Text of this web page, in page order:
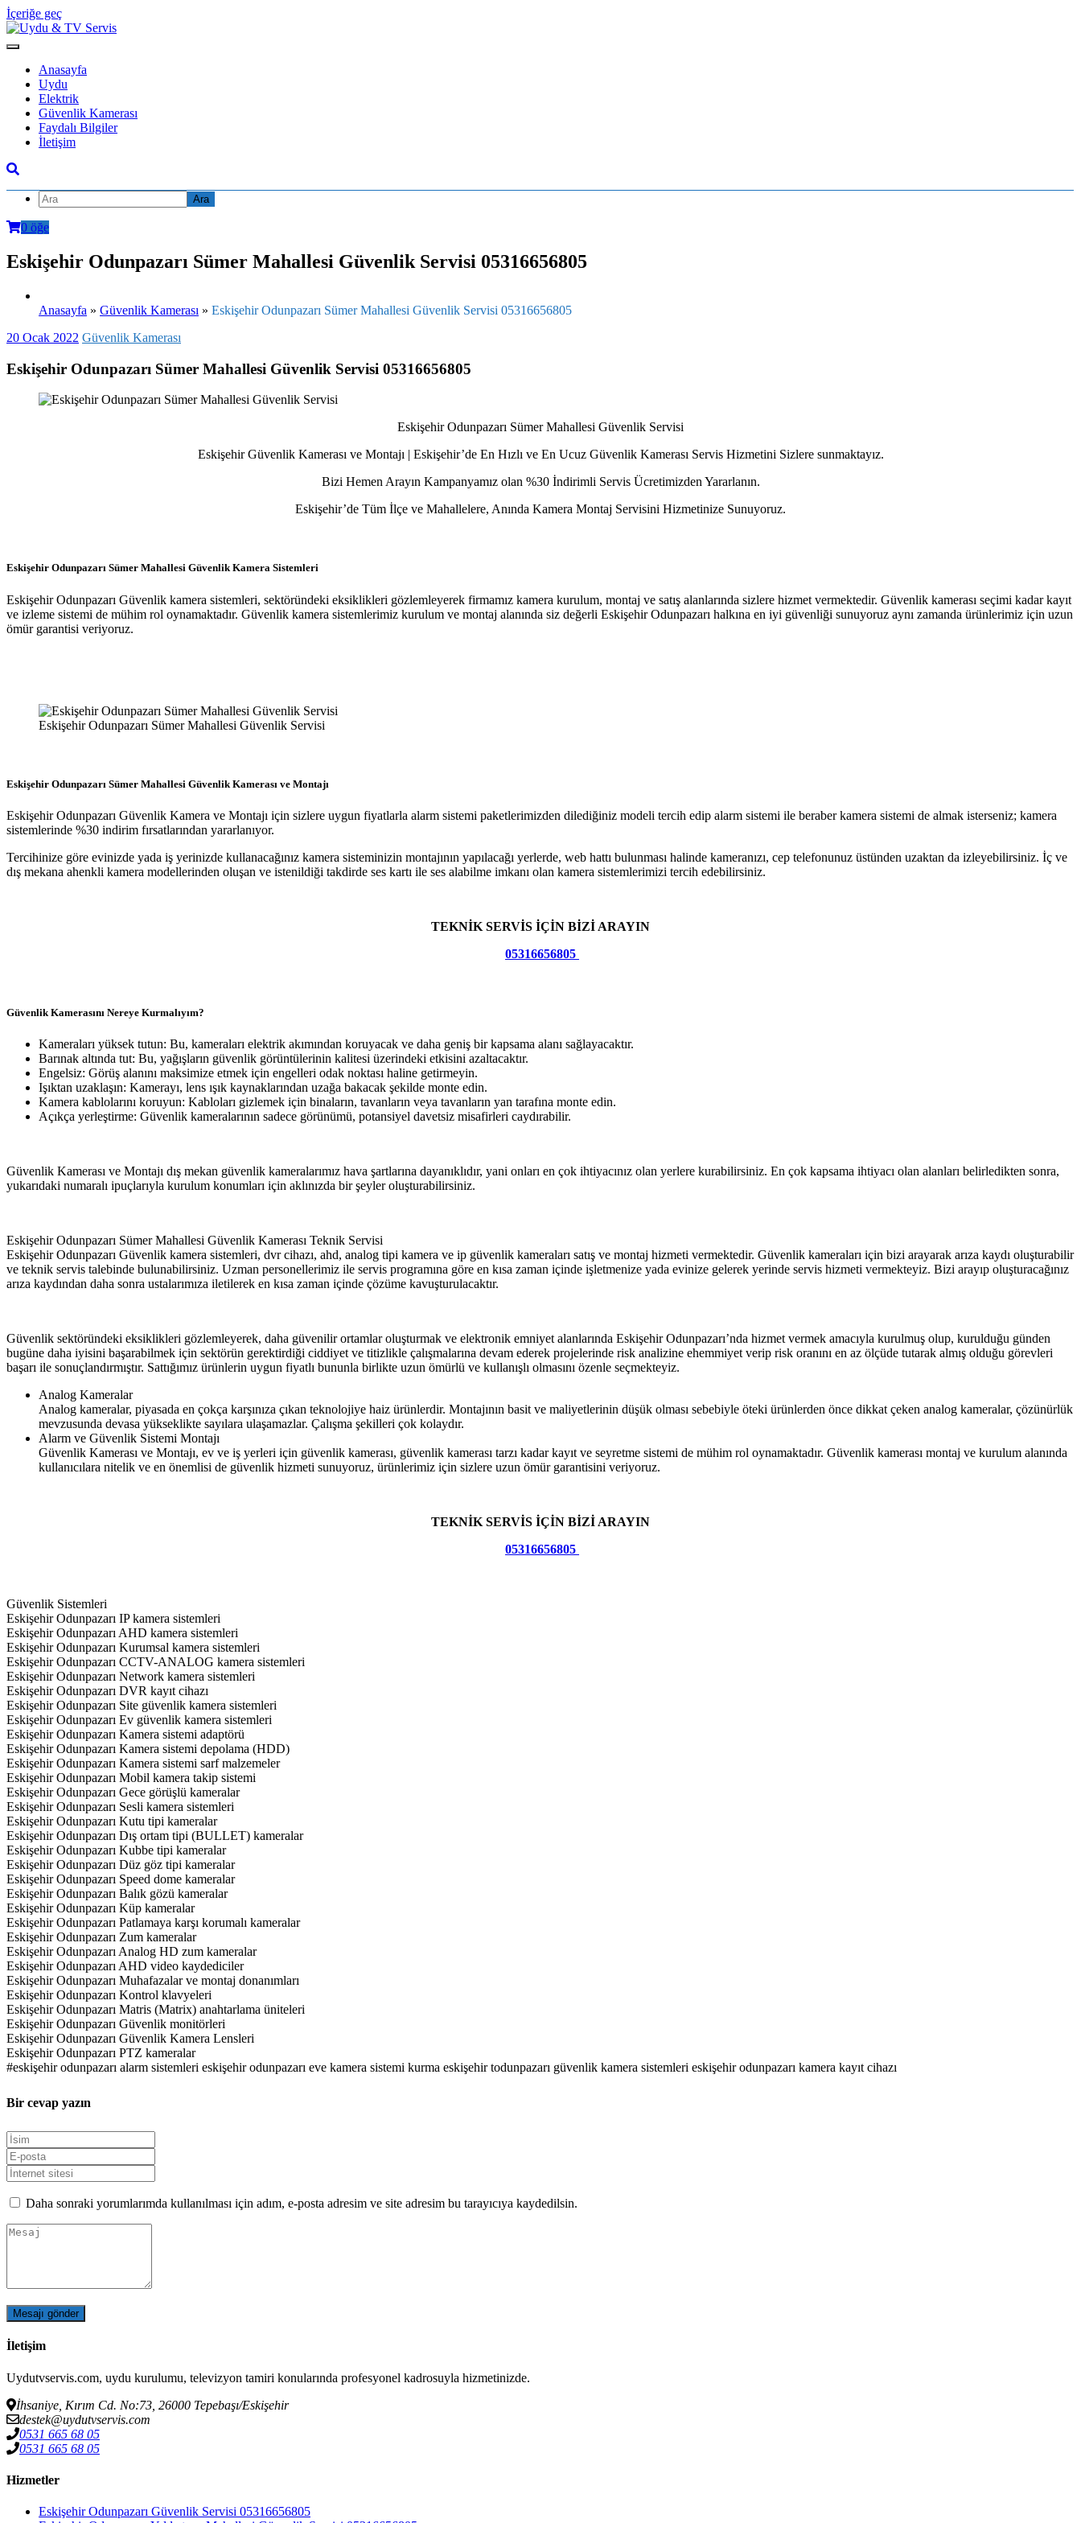
İçeriğe geç
Anasayfa
Uydu
Elektrik
Güvenlik Kamerası
Faydalı Bilgiler
İletişim
0 öğe
Eskişehir Odunpazarı Sümer Mahallesi Güvenlik Servisi 05316656805
Anasayfa » Güvenlik Kamerası » Eskişehir Odunpazarı Sümer Mahallesi Güvenlik Servisi 05316656805
20 Ocak 2022 Güvenlik Kamerası
Eskişehir Odunpazarı Sümer Mahallesi Güvenlik Servisi 05316656805
Eskişehir Odunpazarı Sümer Mahallesi Güvenlik Servisi
Eskişehir Güvenlik Kamerası ve Montajı | Eskişehir’de En Hızlı ve En Ucuz Güvenlik Kamerası Servis Hizmetini Sizlere sunmaktayız.
Bizi Hemen Arayın Kampanyamız olan %30 İndirimli Servis Ücretimizden Yararlanın.
Eskişehir’de Tüm İlçe ve Mahallelere, Anında Kamera Montaj Servisini Hizmetinize Sunuyoruz.
Eskişehir Odunpazarı Sümer Mahallesi Güvenlik Kamera Sistemleri
Eskişehir Odunpazarı Güvenlik kamera sistemleri, sektöründeki eksiklikleri gözlemleyerek firmamız kamera kurulum, montaj ve satış alanlarında sizlere hizmet vermektedir. Güvenlik kamerası seçimi kadar kayıt
ve izleme sistemi de mühim rol oynamaktadır. Güvenlik kamera sistemlerimiz kurulum ve montaj alanında siz değerli Eskişehir Odunpazarı halkına en iyi güvenliği sunuyoruz aynı zamanda ürünlerimiz için uzun
ömür garantisi veriyoruz.
Eskişehir Odunpazarı Sümer Mahallesi Güvenlik Servisi
Eskişehir Odunpazarı Sümer Mahallesi Güvenlik Kamerası ve Montajı
Eskişehir Odunpazarı Güvenlik Kamera ve Montajı için sizlere uygun fiyatlarla alarm sistemi paketlerimizden dilediğiniz modeli tercih edip alarm sistemi ile beraber kamera sistemi de almak isterseniz; kamera
sistemlerinde %30 indirim fırsatlarından yararlanıyor.
Tercihinize göre evinizde yada iş yerinizde kullanacağınız kamera sisteminizin montajının yapılacağı yerlerde, web hattı bulunması halinde kameranızı, cep telefonunuz üstünden uzaktan da izleyebilirsiniz. İç ve
dış mekana ahenkli kamera modellerinden oluşan ve istenildiği takdirde ses kartı ile ses alabilme imkanı olan kamera sistemlerimizi tercih edebilirsiniz.
TEKNİK SERVİS İÇİN BİZİ ARAYIN
05316656805
Güvenlik Kamerasını Nereye Kurmalıyım?
Kameraları yüksek tutun: Bu, kameraları elektrik akımından koruyacak ve daha geniş bir kapsama alanı sağlayacaktır.
Barınak altında tut: Bu, yağışların güvenlik görüntülerinin kalitesi üzerindeki etkisini azaltacaktır.
Engelsiz: Görüş alanını maksimize etmek için engelleri odak noktası haline getirmeyin.
Işıktan uzaklaşın: Kamerayı, lens ışık kaynaklarından uzağa bakacak şekilde monte edin.
Kamera kablolarını koruyun: Kabloları gizlemek için binaların, tavanların veya tavanların yan tarafına monte edin.
Açıkça yerleştirme: Güvenlik kameralarının sadece görünümü, potansiyel davetsiz misafirleri caydırabilir.
Güvenlik Kamerası ve Montajı dış mekan güvenlik kameralarımız hava şartlarına dayanıklıdır, yani onları en çok ihtiyacınız olan yerlere kurabilirsiniz. En çok kapsama ihtiyacı olan alanları belirledikten sonra,
yukarıdaki numaralı ipuçlarıyla kurulum konumları için aklınızda bir şeyler oluşturabilirsiniz.
Eskişehir Odunpazarı Sümer Mahallesi Güvenlik Kamerası Teknik Servisi
Eskişehir Odunpazarı Güvenlik kamera sistemleri, dvr cihazı, ahd, analog tipi kamera ve ip güvenlik kameraları satış ve montaj hizmeti vermektedir. Güvenlik kameraları için bizi arayarak arıza kaydı oluşturabilir
ve teknik servis talebinde bulunabilirsiniz. Uzman personellerimiz ile servis programına göre en kısa zaman içinde işletmenize yada evinize gelerek yerinde servis hizmeti vermekteyiz. Bizi arayıp oluşturacağınız
arıza kaydından daha sonra ustalarımıza iletilerek en kısa zaman içinde çözüme kavuşturulacaktır.
Güvenlik sektöründeki eksiklikleri gözlemleyerek, daha güvenilir ortamlar oluşturmak ve elektronik emniyet alanlarında Eskişehir Odunpazarı’nda hizmet vermek amacıyla kurulmuş olup, kurulduğu günden
bugüne daha iyisini başarabilmek için sektörün gerektirdiği ciddiyet ve titizlikle çalışmalarına devam ederek projelerinde risk analizine ehemmiyet verip risk oranını en az ölçüde tutarak almış olduğu görevleri
başarı ile sonuçlandırmıştır. Sattığımız ürünlerin uygun fiyatlı bununla birlikte uzun ömürlü ve kullanışlı olmasını özenle seçmekteyiz.
Analog Kameralar
Analog kameralar, piyasada en çokça karşınıza çıkan teknolojiye haiz ürünlerdir. Montajının basit ve maliyetlerinin düşük olması sebebiyle öteki ürünlerden önce dikkat çeken analog kameralar, çözünürlük
mevzusunda devasa yükseklikte sayılara ulaşamazlar. Çalışma şekilleri çok kolaydır.
Alarm ve Güvenlik Sistemi Montajı
Güvenlik Kamerası ve Montajı, ev ve iş yerleri için güvenlik kamerası, güvenlik kamerası tarzı kadar kayıt ve seyretme sistemi de mühim rol oynamaktadır. Güvenlik kamerası montaj ve kurulum alanında
kullanıcılara nitelik ve en önemlisi de güvenlik hizmeti sunuyoruz, ürünlerimiz için sizlere uzun ömür garantisini veriyoruz.
TEKNİK SERVİS İÇİN BİZİ ARAYIN
05316656805
Güvenlik Sistemleri
Eskişehir Odunpazarı IP kamera sistemleri
Eskişehir Odunpazarı AHD kamera sistemleri
Eskişehir Odunpazarı Kurumsal kamera sistemleri
Eskişehir Odunpazarı CCTV-ANALOG kamera sistemleri
Eskişehir Odunpazarı Network kamera sistemleri
Eskişehir Odunpazarı DVR kayıt cihazı
Eskişehir Odunpazarı Site güvenlik kamera sistemleri
Eskişehir Odunpazarı Ev güvenlik kamera sistemleri
Eskişehir Odunpazarı Kamera sistemi adaptörü
Eskişehir Odunpazarı Kamera sistemi depolama (HDD)
Eskişehir Odunpazarı Kamera sistemi sarf malzemeler
Eskişehir Odunpazarı Mobil kamera takip sistemi
Eskişehir Odunpazarı Gece görüşlü kameralar
Eskişehir Odunpazarı Sesli kamera sistemleri
Eskişehir Odunpazarı Kutu tipi kameralar
Eskişehir Odunpazarı Dış ortam tipi (BULLET) kameralar
Eskişehir Odunpazarı Kubbe tipi kameralar
Eskişehir Odunpazarı Düz göz tipi kameralar
Eskişehir Odunpazarı Speed dome kameralar
Eskişehir Odunpazarı Balık gözü kameralar
Eskişehir Odunpazarı Küp kameralar
Eskişehir Odunpazarı Patlamaya karşı korumalı kameralar
Eskişehir Odunpazarı Zum kameralar
Eskişehir Odunpazarı Analog HD zum kameralar
Eskişehir Odunpazarı AHD video kaydediciler
Eskişehir Odunpazarı Muhafazalar ve montaj donanımları
Eskişehir Odunpazarı Kontrol klavyeleri
Eskişehir Odunpazarı Matris (Matrix) anahtarlama üniteleri
Eskişehir Odunpazarı Güvenlik monitörleri
Eskişehir Odunpazarı Güvenlik Kamera Lensleri
Eskişehir Odunpazarı PTZ kameralar
#eskişehir odunpazarı alarm sistemleri eskişehir odunpazarı eve kamera sistemi kurma eskişehir todunpazarı güvenlik kamera sistemleri eskişehir odunpazarı kamera kayıt cihazı
Bir cevap yazın
Daha sonraki yorumlarımda kullanılması için adım, e-posta adresim ve site adresim bu tarayıcıya kaydedilsin.
İletişim
Uydutvservis.com, uydu kurulumu, televizyon tamiri konularında profesyonel kadrosuyla hizmetinizde.
İhsaniye, Kırım Cd. No:73, 26000 Tepebaşı/Eskişehir
destek@uydutvservis.com
0531 665 68 05
‪0531 665 68 05
Hizmetler
Eskişehir Odunpazarı Güvenlik Servisi 05316656805